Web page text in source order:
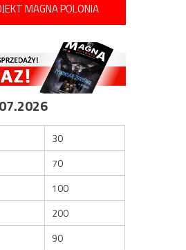
MAGNA POLONIA
30
70
100
200
90